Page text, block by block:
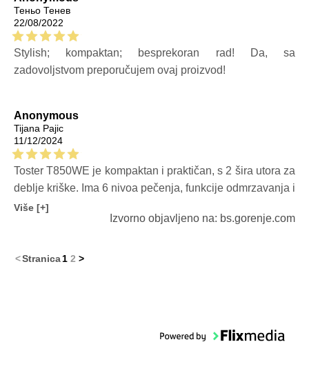
Теньо Тенев
22/08/2022
Stylish; kompaktan; besprekoran rad! Da, sa
zadovoljstvom preporučujem ovaj proizvod!
Anonymous
Tijana Pajic
11/12/2024
Toster T850WE je kompaktan i praktičan, s 2 šira utora za
deblje kriške. Ima 6 nivoa pečenja, funkcije odmrzavanja i
podgrijavanja te ladicu za mrvice za lako čišćenje.
Idealno je rješenje za svakodnevnu upotrebu. Jedina
peciva, što može smetati korisnicima koji često
Više [+]
Izvorno objavljeno na: bs.gorenje.com
<Stranica1 2 >